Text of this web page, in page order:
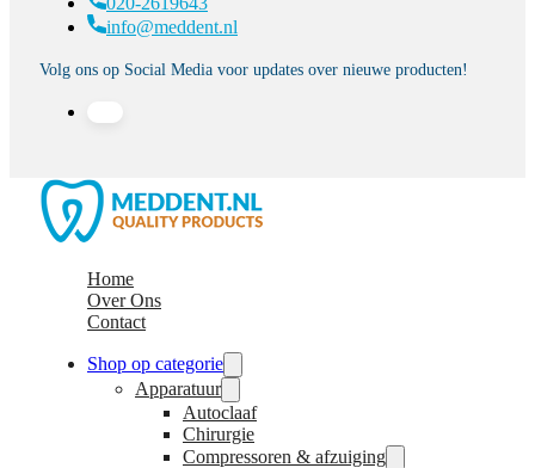
info@meddent.nl
Volg ons op Social Media voor updates over nieuwe producten!
Home
Over Ons
Contact
Shop op categorie
Apparatuur
Autoclaaf
Chirurgie
Compressoren & afzuiging